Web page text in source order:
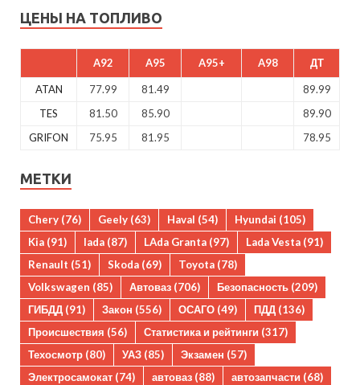
ЦЕНЫ НА ТОПЛИВО
A92 A95 A95+ A98 ДТ
ATAN 77.99 81.49
89.99
TES
81.50 85.90
89.90
GRIFON
75.95 81.95 78.95
МЕТКИ
Chery (76) Geely (63) Haval (54) Hyundai (105)
Kia (91) lada (87) LAda Granta (97) Lada Vesta (91)
Renault (51) Skoda (69) Toyota (78)
Volkswagen (85) Автоваз (706) Безопасность (209)
ГИБДД (91) Закон (556) ОСАГО (49) ПДД (136)
Происшествия (56) Статистика и рейтинги (317)
Техосмотр (80) УАЗ (85) Экзамен (57)
Электросамокат (74) автоваз (88) автозапчасти (68)